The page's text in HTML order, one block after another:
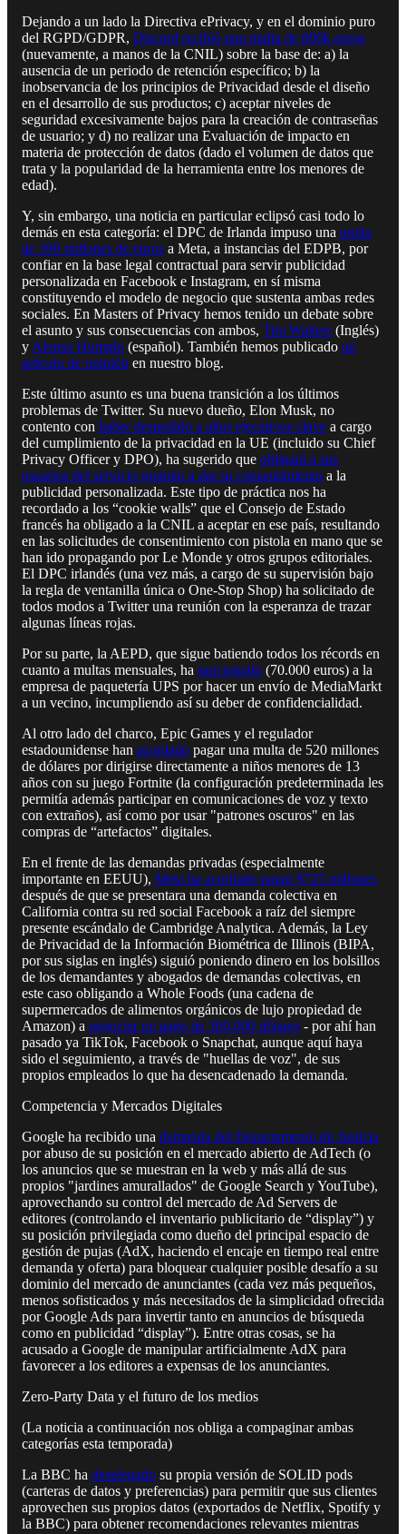
Dejando a un lado la Directiva ePrivacy, y en el dominio puro
del RGPD/GDPR, Discord recibió una multa de 800k euros
(nuevamente, a manos de la CNIL) sobre la base de: a) la
ausencia de un periodo de retención específico; b) la
inobservancia de los principios de Privacidad desde el diseño
en el desarrollo de sus productos; c) aceptar niveles de
seguridad excesivamente bajos para la creación de contraseñas
de usuario; y d) no realizar una Evaluación de impacto en
materia de protección de datos (dado el volumen de datos que
trata y la popularidad de la herramienta entre los menores de
edad).
Y, sin embargo, una noticia en particular eclipsó casi todo lo
demás en esta categoría: el DPC de Irlanda impuso una multa
de 390 millones de euros a Meta, a instancias del EDPB, por
confiar en la base legal contractual para servir publicidad
personalizada en Facebook e Instagram, en sí misma
constituyendo el modelo de negocio que sustenta ambas redes
sociales. En Masters of Privacy hemos tenido un debate sobre
el asunto y sus consecuencias con ambos, Tim Walters (Inglés)
y Alonso Hurtado (español). También hemos publicado un
artículo de opinión en nuestro blog.
Este último asunto es una buena transición a los últimos
problemas de Twitter. Su nuevo dueño, Elon Musk, no
contento con haber despedido a altos ejecutivos clave a cargo
del cumplimiento de la privacidad en la UE (incluido su Chief
Privacy Officer y DPO), ha sugerido que obligará a sus
usuarios del servicio gratuito a dar su consentimiento a la
publicidad personalizada. Este tipo de práctica nos ha
recordado a los “cookie walls” que el Consejo de Estado
francés ha obligado a la CNIL a aceptar en ese país, resultando
en las solicitudes de consentimiento con pistola en mano que se
han ido propagando por Le Monde y otros grupos editoriales.
El DPC irlandés (una vez más, a cargo de su supervisión bajo
la regla de ventanilla única o One-Stop Shop) ha solicitado de
todos modos a Twitter una reunión con la esperanza de trazar
algunas líneas rojas.
Por su parte, la AEPD, que sigue batiendo todos los récords en
cuanto a multas mensuales, ha sancionado (70.000 euros) a la
empresa de paquetería UPS por hacer un envío de MediaMarkt
a un vecino, incumpliendo así su deber de confidencialidad.
Al otro lado del charco, Epic Games y el regulador
estadounidense han acordado pagar una multa de 520 millones
de dólares por dirigirse directamente a niños menores de 13
años con su juego Fortnite (la configuración predeterminada les
permitía además participar en comunicaciones de voz y texto
con extraños), así como por usar "patrones oscuros" en las
compras de “artefactos” digitales.
En el frente de las demandas privadas (especialmente
importante en EEUU), Meta ha acordado pagar $725 millones
después de que se presentara una demanda colectiva en
California contra su red social Facebook a raíz del siempre
presente escándalo de Cambridge Analytica. Además, la Ley
de Privacidad de la Información Biométrica de Illinois (BIPA,
por sus siglas en inglés) siguió poniendo dinero en los bolsillos
de los demandantes y abogados de demandas colectivas, en
este caso obligando a Whole Foods (una cadena de
supermercados de alimentos orgánicos de lujo propiedad de
Amazon) a negociar un pago de 300.000 dólares - por ahí han
pasado ya TikTok, Facebook o Snapchat, aunque aquí haya
sido el seguimiento, a través de "huellas de voz", de sus
propios empleados lo que ha desencadenado la demanda.
Competencia y Mercados Digitales
Google ha recibido una demanda del Departamento de Justicia
por abuso de su posición en el mercado abierto de AdTech (o
los anuncios que se muestran en la web y más allá de sus
propios "jardines amurallados" de Google Search y YouTube),
aprovechando su control del mercado de Ad Servers de
editores (controlando el inventario publicitario de “display”) y
su posición privilegiada como dueño del principal espacio de
gestión de pujas (AdX, haciendo el encaje en tiempo real entre
demanda y oferta) para bloquear cualquier posible desafío a su
dominio del mercado de anunciantes (cada vez más pequeños,
menos sofisticados y más necesitados de la simplicidad ofrecida
por Google Ads para invertir tanto en anuncios de búsqueda
como en publicidad “display”). Entre otras cosas, se ha
acusado a Google de manipular artificialmente AdX para
favorecer a los editores a expensas de los anunciantes.
Zero-Party Data y el futuro de los medios
(La noticia a continuación nos obliga a compaginar ambas
categorías esta temporada)
La BBC ha desplegado su propia versión de SOLID pods
(carteras de datos y preferencias) para permitir que sus clientes
aprovechen sus propios datos (exportados de Netflix, Spotify y
la BBC) para obtener recomendaciones relevantes mientras